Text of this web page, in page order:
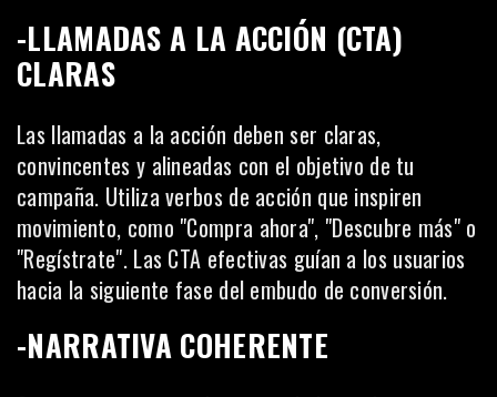
-LLAMADAS A LA ACCIÓN (CTA)
CLARAS
Las llamadas a la acción deben ser claras,
convincentes y alineadas con el objetivo de tu
campaña. Utiliza verbos de acción que inspiren
movimiento, como "Compra ahora", "Descubre más" o
"Regístrate". Las CTA efectivas guían a los usuarios
hacia la siguiente fase del embudo de conversión.
-NARRATIVA COHERENTE